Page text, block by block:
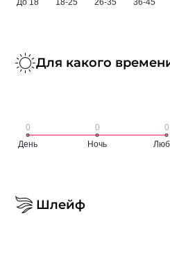
Для какого
Шлейф